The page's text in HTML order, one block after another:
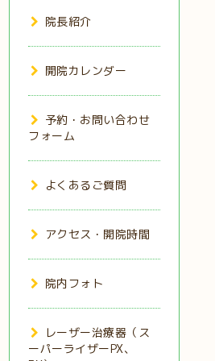
院長紹介
開院カレンダー
予約・お問い合わせ
フォーム
よくあるご質問
アクセス・開院時間
院内フォト
レーザー治療器（ス
ーパーライザーPX、